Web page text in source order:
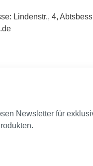
Lindenstr., 4,
Newsletter für